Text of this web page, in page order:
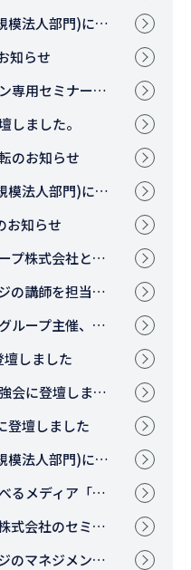
)に認定されました
知らせ
に登壇しました。
しました。
のお知らせ
)に認定されました
知らせ
ミナーに登壇しました
を担当いたします
ルアップ講座に登壇しました
壇しました
に登壇しました
登壇しました
)に認定されました
ミ」に出演しました！
て、代表が登壇しまし
山が登壇いたしました。